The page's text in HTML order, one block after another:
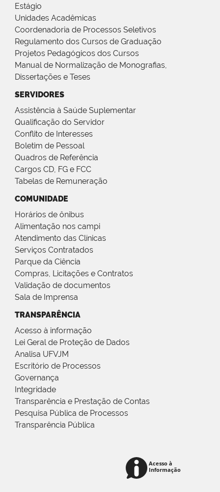
Estágio
Unidades Acadêmicas
Coordenadoria de Processos Seletivos
Regulamento dos Cursos de Graduação
Projetos Pedagógicos dos Cursos
Manual de Normalização de Monografias,
Dissertações e Teses
SERVIDORES
Assistência à Saúde Suplementar
Qualificação do Servidor
Conflito de Interesses
Boletim de Pessoal
Quadros de Referência
Cargos CD, FG e FCC
Tabelas de Remuneração
COMUNIDADE
Horários de ônibus
Alimentação nos campi
Atendimento das Clínicas
Serviços Contratados
Parque da Ciência
Compras, Licitações e Contratos
Validação de documentos
Sala de Imprensa
TRANSPARÊNCIA
Acesso à informação
Lei Geral de Proteção de Dados
Analisa UFVJM
Escritório de Processos
Governança
Integridade
Transparência e Prestação de Contas
Pesquisa Pública de Processos
Transparência Pública